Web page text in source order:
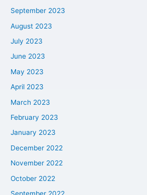
September 2023
August 2023
July 2023
June 2023
May 2023
April 2023
March 2023
February 2023
January 2023
December 2022
November 2022
October 2022